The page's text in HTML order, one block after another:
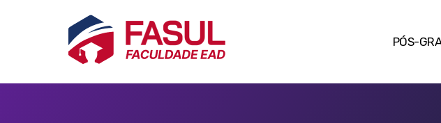
PÓS-